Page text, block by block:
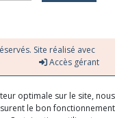
Site réalisé avec
Accès gérant
optimale sur le site, nous
le bon fonctionnement